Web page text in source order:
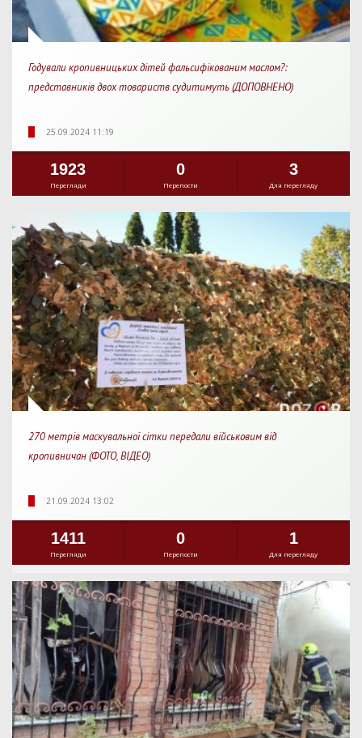
Годували кропивницьких дітей фальсифікованим маслом?:
представників двох товариств судитимуть (ДОПОВНЕНО)
25.09.2024 11:19
1923
Перегляди
0
Перепости
3
Для перегляду
270 метрів маскувальної сітки передали військовим від
кропивничан (ФОТО, ВІДЕО)
21.09.2024 13:02
1411
Перегляди
0
Перепости
1
Для перегляду